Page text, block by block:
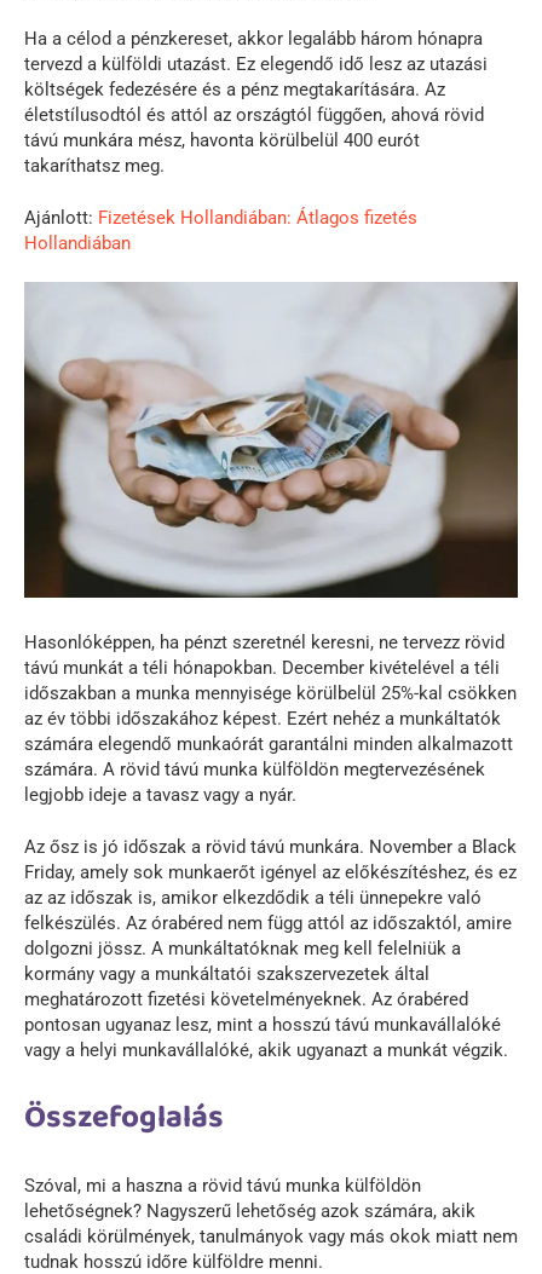
Ha a célod a pénzkereset, akkor legalább három hónapra
tervezd a külföldi utazást. Ez elegendő idő lesz az utazási
költségek fedezésére és a pénz megtakarítására. Az
életstílusodtól és attól az országtól függően, ahová rövid
távú munkára mész, havonta körülbelül 400 eurót
takaríthatsz meg.
Ajánlott: Fizetések Hollandiában: Átlagos fizetés
Hollandiában
Hasonlóképpen, ha pénzt szeretnél keresni, ne tervezz rövid
távú munkát a téli hónapokban. December kivételével a téli
időszakban a munka mennyisége körülbelül 25%-kal csökken
az év többi időszakához képest. Ezért nehéz a munkáltatók
számára elegendő munkaórát garantálni minden alkalmazott
számára. A rövid távú munka külföldön megtervezésének
legjobb ideje a tavasz vagy a nyár.
Az ősz is jó időszak a rövid távú munkára. November a Black
Friday, amely sok munkaerőt igényel az előkészítéshez, és ez
az az időszak is, amikor elkezdődik a téli ünnepekre való
felkészülés. Az órabéred nem függ attól az időszaktól, amire
dolgozni jössz. A munkáltatóknak meg kell felelniük a
kormány vagy a munkáltatói szakszervezetek által
meghatározott fizetési követelményeknek. Az órabéred
pontosan ugyanaz lesz, mint a hosszú távú munkavállalóké
vagy a helyi munkavállalóké, akik ugyanazt a munkát végzik.
Összefoglalás
Szóval, mi a haszna a rövid távú munka külföldön
lehetőségnek? Nagyszerű lehetőség azok számára, akik
családi körülmények, tanulmányok vagy más okok miatt nem
tudnak hosszú időre külföldre menni.